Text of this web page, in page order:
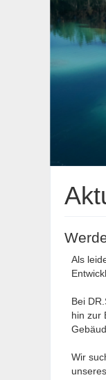
Als
Bei
hin zur
Wir